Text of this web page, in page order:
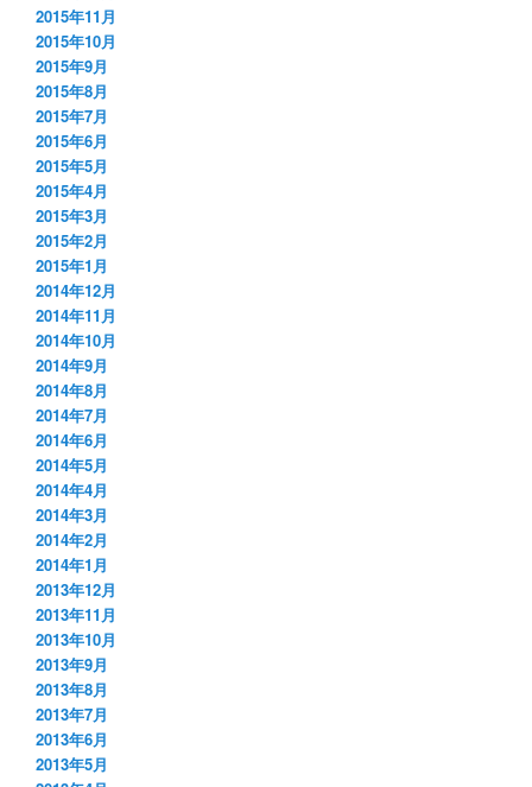
2015年11月
2015年10月
2015年9月
2015年8月
2015年7月
2015年6月
2015年5月
2015年4月
2015年3月
2015年2月
2015年1月
2014年12月
2014年11月
2014年10月
2014年9月
2014年8月
2014年7月
2014年6月
2014年5月
2014年4月
2014年3月
2014年2月
2014年1月
2013年12月
2013年11月
2013年10月
2013年9月
2013年8月
2013年7月
2013年6月
2013年5月